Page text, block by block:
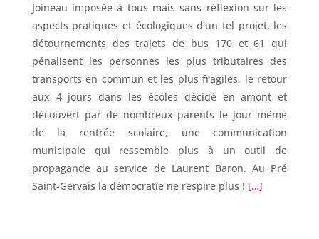
Joineau imposée à tous mais sans réflexion sur les
aspects pratiques et écologiques d’un tel projet, les
détournements des trajets de bus 170 et 61 qui
pénalisent les personnes les plus tributaires des
transports en commun et les plus fragiles, le retour
aux 4 jours dans les écoles décidé en amont et
découvert par de nombreux parents le jour même
de la rentrée scolaire, une communication
municipale qui ressemble plus à un outil de
propagande au service de Laurent Baron. Au Pré
Saint-Gervais la démocratie ne respire plus ! […]